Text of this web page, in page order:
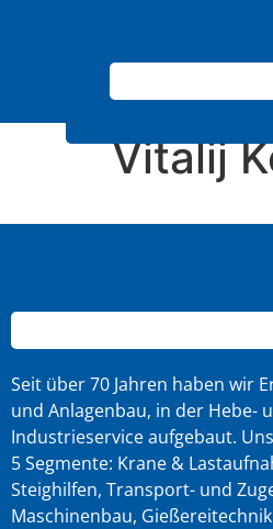
Vitalij
Seit über 70 Jahren haben wir
und Anlagenbau, in der Hebe-
Industrieservice aufgebaut.
5 Segmente: Krane &
Steighilfen, Transport- und
Maschinenbau,